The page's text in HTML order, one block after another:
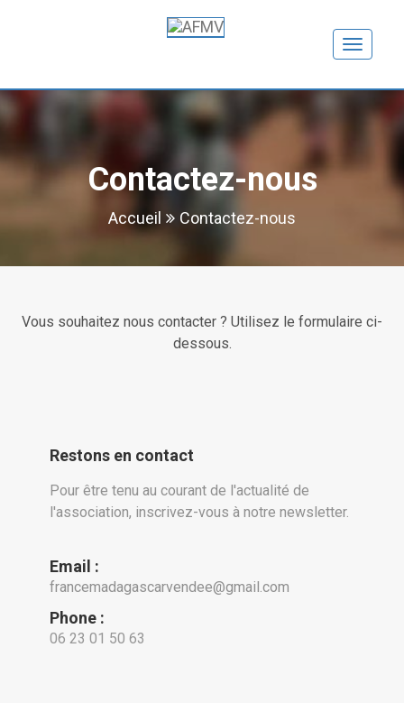
Toggle
navigation
Contactez-nous
Accueil Contactez-nous
Vous souhaitez nous contacter ? Utilisez le formulaire ci-
dessous.
Restons en contact
Pour être tenu au courant de l'actualité de
l'association, inscrivez-vous à notre newsletter.
Email :
francemadagascarvendee@gmail.com
Phone :
06 23 01 50 63